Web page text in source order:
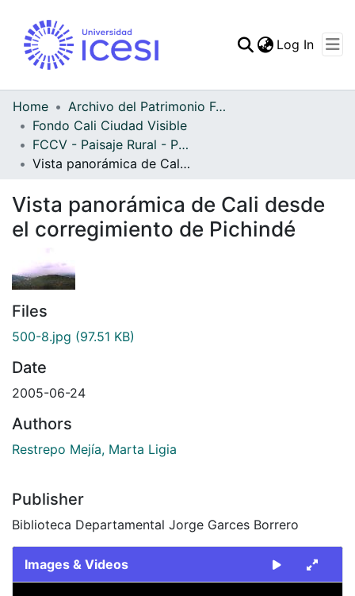
Log In
Home
Archivo del Patrimonio Fotográfico y Fílmico del Valle del Cauca
Fondo Cali Ciudad Visible
FCCV - Paisaje Rural - Patrimonial
Vista panorámica de Cali desde el corregimiento de Pichindé
Vista panorámica de Cali desde
el corregimiento de Pichindé
Files
500-8.jpg (97.51 KB)
Date
2005-06-24
Authors
Restrepo Mejía, Marta Ligia
Publisher
Biblioteca Departamental Jorge Garces Borrero
Images & Videos